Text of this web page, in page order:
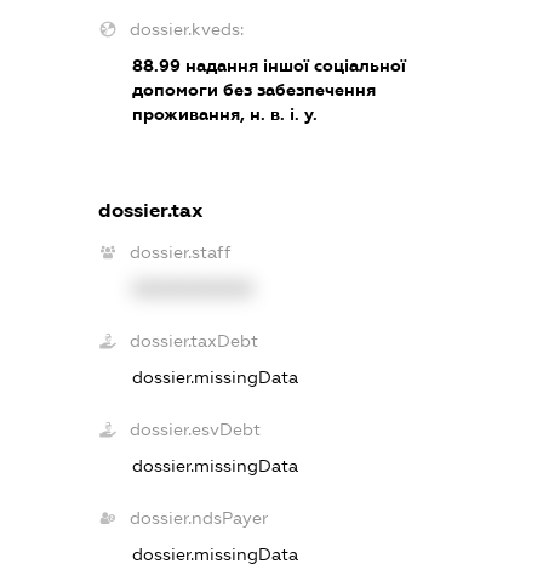
dossier.kveds:
88.99 надання іншої соціальної
допомоги без забезпечення
проживання, н. в. і. у.
dossier.tax
dossier.staff
dossier.taxDebt
dossier.missingData
dossier.esvDebt
dossier.missingData
dossier.ndsPayer
dossier.missingData